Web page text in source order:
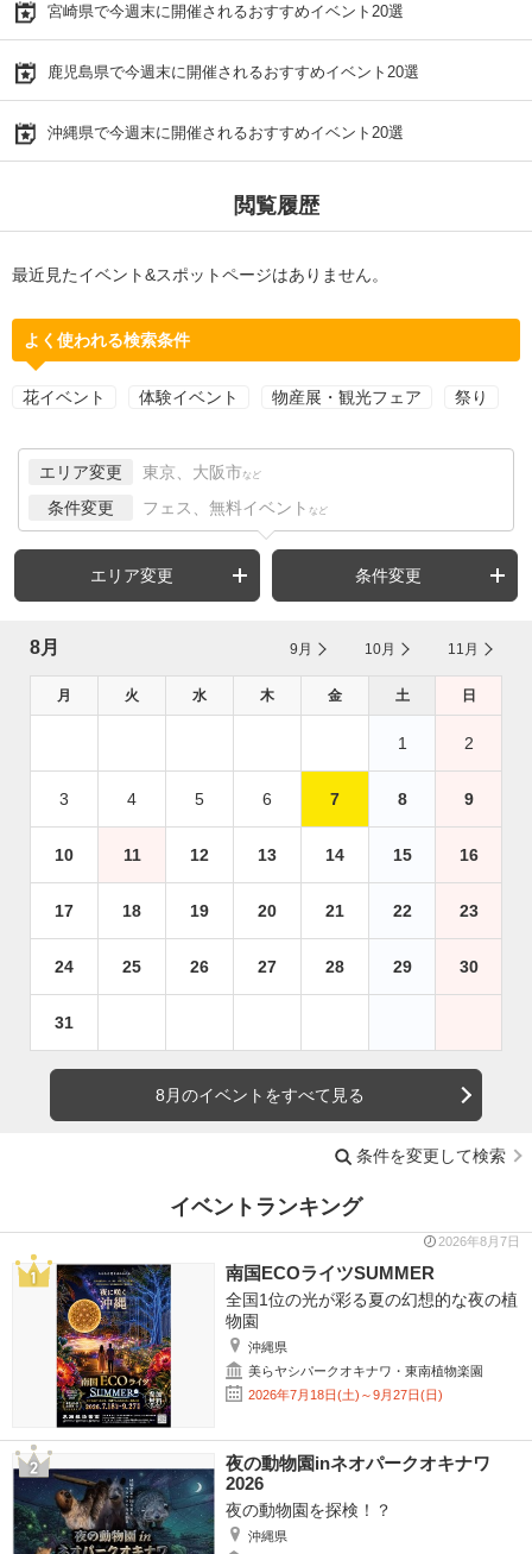
宮崎県で今週末に開催されるおすすめイベント20選
鹿児島県で今週末に開催されるおすすめイベント20選
沖縄県で今週末に開催されるおすすめイベント20選
閲覧履歴
最近見たイベント&スポットページはありません。
よく使われる検索条件
花イベント 体験イベント 物産展・観光フェア 祭り
エリア変更 東京、大阪市 など
条件変更 フェス、無料イベント など
エリア変更 条件変更
8月 9月 10月 11月
月 火 水 木 金 土 日
1 2
3 4 5 6 7 8 9
10 11 12 13 14 15 16
17 18 19 20 21 22 23
24 25 26 27 28 29 30
31
8月のイベントをすべて見る
条件を変更して検索
イベントランキング
2026年8月7日
南国ECOライツSUMMER
全国1位の光が彩る夏の幻想的な夜の植
物園
沖縄県
美らヤシパークオキナワ・東南植物楽園
2026年7月18日(土)～9月27日(日)
夜の動物園inネオパークオキナワ
2026
夜の動物園を探検！？
沖縄県